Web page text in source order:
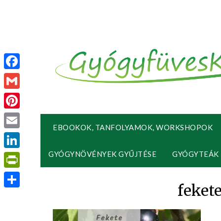
EBOOKOK, TANFOLYAMOK, WORKSHOPOK
GYÓGYNÖVÉNYEK GYŰJTÉSE GYÓGYTEÁK
Facebook
Gmail
Pinterest
Email
LinkedIn
PrintFriendly